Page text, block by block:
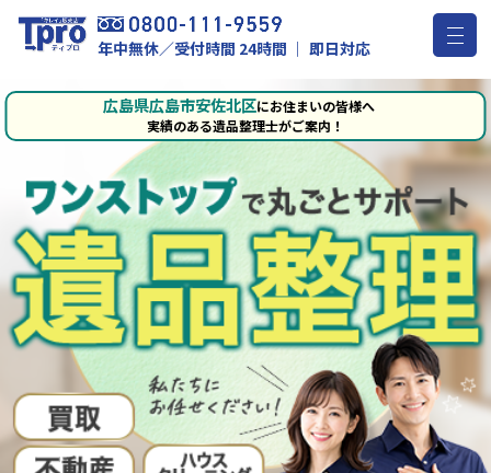
年中無休／受付時間 24時間 ｜ 即日対応
広島県広島市安佐北区にお住まいの皆様へ
実績のある遺品整理士がご案内！